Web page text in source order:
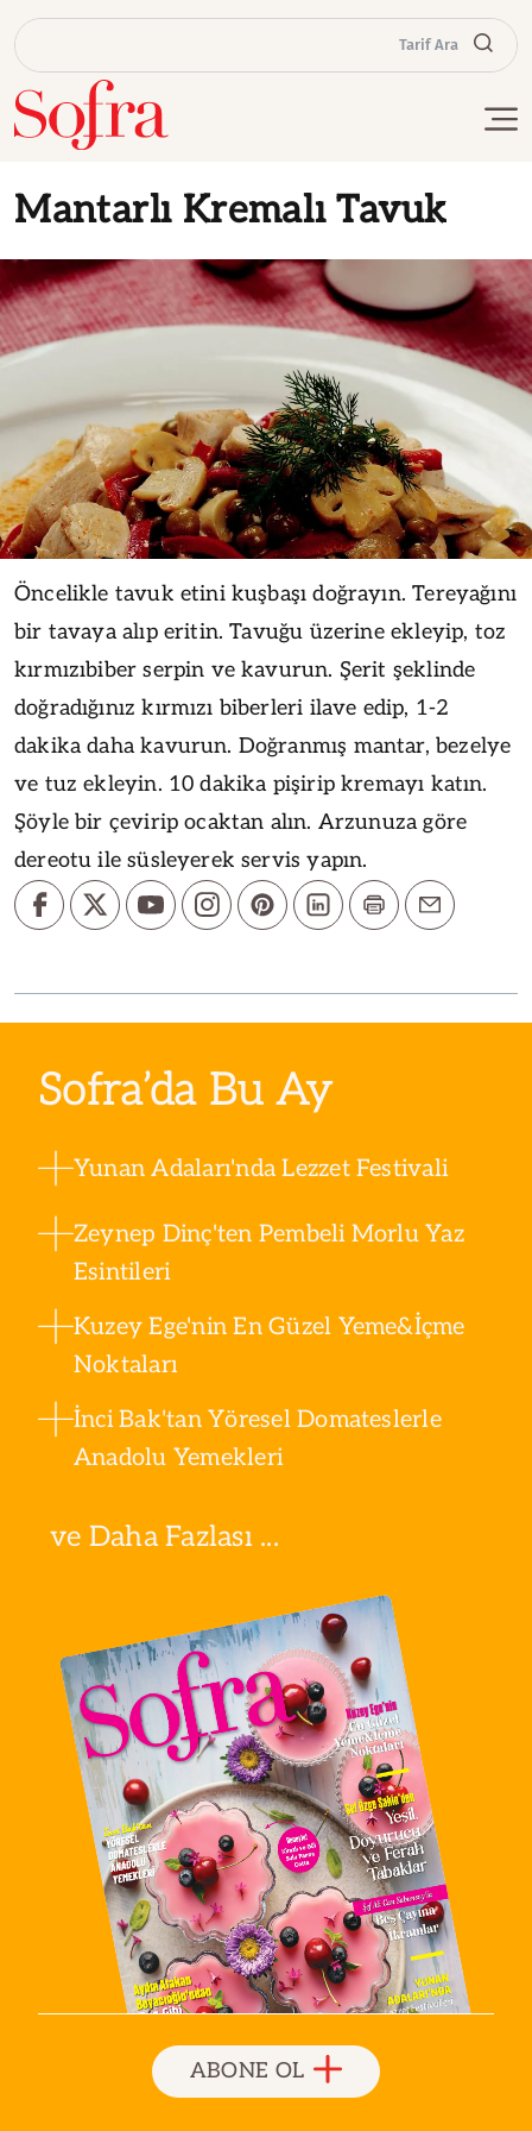
Tarif Ara
Mantarlı Kremalı Tavuk
Öncelikle tavuk etini kuşbaşı doğrayın. Tereyağını
bir tavaya alıp eritin. Tavuğu üzerine ekleyip, toz
kırmızıbiber serpin ve kavurun. Şerit şeklinde
doğradığınız kırmızı biberleri ilave edip, 1-2
dakika daha kavurun. Doğranmış mantar, bezelye
ve tuz ekleyin. 10 dakika pişirip kremayı katın.
Şöyle bir çevirip ocaktan alın. Arzunuza göre
dereotu ile süsleyerek servis yapın.
Sofra’da Bu Ay
Yunan Adaları'nda Lezzet Festivali
Zeynep Dinç'ten Pembeli Morlu Yaz
Esintileri
Kuzey Ege'nin En Güzel Yeme&İçme
Noktaları
İnci Bak'tan Yöresel Domateslerle
Anadolu Yemekleri
ve Daha Fazlası ...
ABONE OL